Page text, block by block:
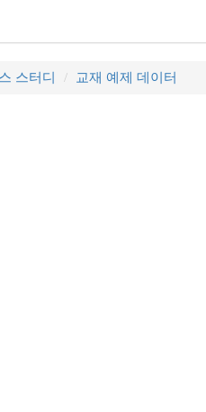
스터디 교재 예제 데이터